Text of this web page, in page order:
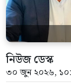
নিউজ ডেস্ক
৩০ জুন ২০২৬,